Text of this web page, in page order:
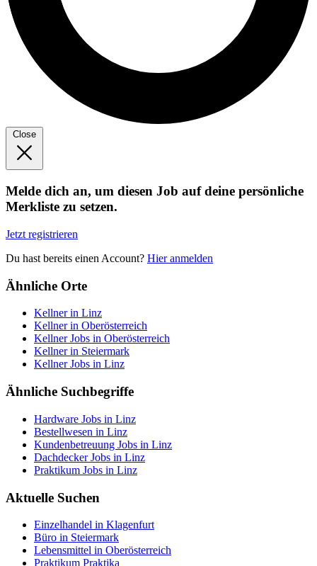
Close
Melde dich an, um diesen Job auf deine persönliche
Merkliste zu setzen.
Jetzt registrieren
Du hast bereits einen Account? Hier anmelden
Ähnliche Orte
Kellner in Linz
Kellner in Oberösterreich
Kellner Jobs in Oberösterreich
Kellner in Steiermark
Kellner Jobs in Linz
Ähnliche Suchbegriffe
Hardware Jobs in Linz
Bestellwesen in Linz
Kundenbetreuung Jobs in Linz
Dachdecker Jobs in Linz
Praktikum Jobs in Linz
Aktuelle Suchen
Einzelhandel in Klagenfurt
Büro in Steiermark
Lebensmittel in Oberösterreich
Praktikum Praktika